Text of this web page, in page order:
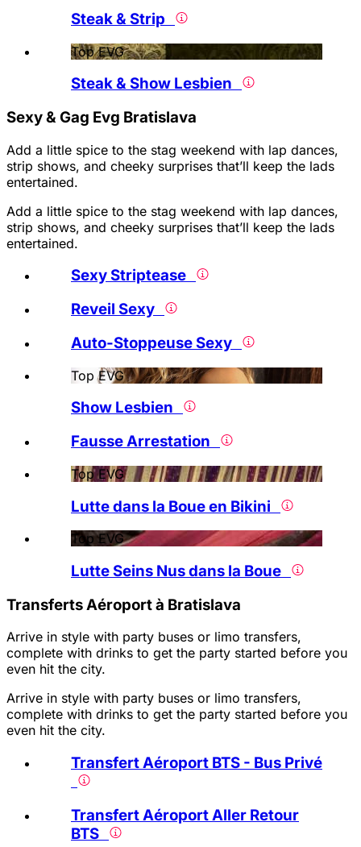
Steak & Strip
Top EVG
Steak & Show Lesbien
Sexy & Gag Evg Bratislava
Add a little spice to the stag weekend with lap dances,
strip shows, and cheeky surprises that’ll keep the lads
entertained.
Add a little spice to the stag weekend with lap dances,
strip shows, and cheeky surprises that’ll keep the lads
entertained.
Sexy Striptease
Reveil Sexy
Auto-Stoppeuse Sexy
Top EVG
Show Lesbien
Fausse Arrestation
Top EVG
Lutte dans la Boue en Bikini
Top EVG
Lutte Seins Nus dans la Boue
Transferts Aéroport à Bratislava
Arrive in style with party buses or limo transfers,
complete with drinks to get the party started before you
even hit the city.
Arrive in style with party buses or limo transfers,
complete with drinks to get the party started before you
even hit the city.
Transfert Aéroport BTS - Bus Privé
Transfert Aéroport Aller Retour
BTS